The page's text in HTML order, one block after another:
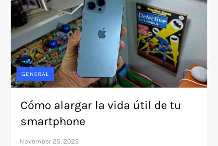
GENERAL
Cómo alargar la vida útil de tu
smartphone